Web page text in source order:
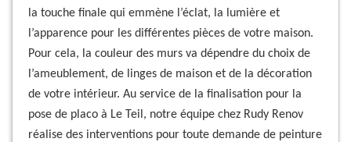
la touche finale qui emmène l’éclat, la lumière et
l’apparence pour les différentes pièces de votre maison.
Pour cela, la couleur des murs va dépendre du choix de
l’ameublement, de linges de maison et de la décoration
de votre intérieur. Au service de la finalisation pour la
pose de placo à Le Teil, notre équipe chez Rudy Renov
réalise des interventions pour toute demande de peinture